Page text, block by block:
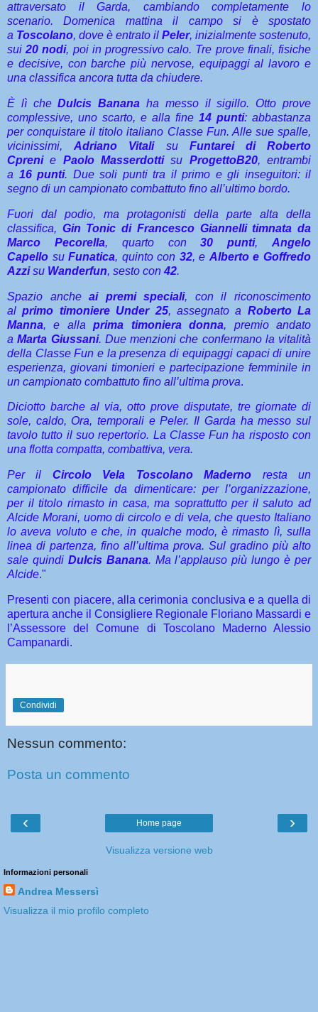
attraversato il Garda, cambiando completamente lo
scenario. Domenica mattina il campo si è spostato
a Toscolano, dove è entrato il Peler, inizialmente sostenuto,
sui20 nodi, poi in progressivo calo. Tre prove finali, fisiche
e decisive, con barche più nervose, equipaggi al lavoro e
una classifica ancora tutta da chiudere.
È lì cheDulcis Banana ha messo il sigillo. Otto prove
complessive, uno scarto, e alla fine 14 punti: abbastanza
per conquistare il titolo italiano Classe Fun. Alle sue spalle,
vicinissimi,Adriano Vitalisu Funtarei di Roberto
Cprenie Paolo Masserdottisu ProgettoB20, entrambi
a 16 punti. Due soli punti tra il primo e gli inseguitori: il
segno di un campionato combattuto fino all’ultimo bordo.
Fuori dal podio, ma protagonisti della parte alta della
classifica, Gin Tonic di Francesco Giannelli timnata da
Marco Pecorella, quarto con30 punti,Angelo
Capello suFunatica, quinto con 32, e Alberto e Goffredo
Azzisu Wanderfun, sesto con42.
Spazio ancheai premi speciali, con il riconoscimento
alprimo timoniere Under 25, assegnato a Roberto La
Manna, e allaprima timoniera donna, premio andato
aMarta Giussani. Due menzioni che confermano la vitalità
della Classe Fun e la presenza di equipaggi capaci di unire
esperienza, giovani timonieri e partecipazione femminile in
un campionato combattuto fino all’ultima prova.
Diciotto barche al via, otto prove disputate, tre giornate di
sole, caldo, Ora, temporali e Peler. Il Garda ha messo sul
tavolo tutto il suo repertorio. La Classe Fun ha risposto con
una flotta compatta, combattiva, vera.
Per il Circolo Vela Toscolano Maderno resta un
campionato difficile da dimenticare: per l’organizzazione,
per il titolo rimasto in casa, ma soprattutto per il saluto ad
Alcide Morani, uomo di circolo e di vela, che questo Italiano
lo aveva voluto e che, in qualche modo, è rimasto lì, sulla
linea di partenza, fino all’ultima prova. Sul gradino più alto
sale quindi Dulcis Banana. Ma l’applauso più lungo è per
Alcide."
Presenti con piacere, alla cerimonia conclusiva e a quella di
apertura anche il Consigliere Regionale Floriano Massardi e
l’Assessore del Comune di Toscolano Maderno Alessio
Campanardi.
Condividi
Nessun commento:
Posta un commento
‹ ›
Home page
Visualizza versione web
Informazioni personali
Andrea Messersì
Visualizza il mio profilo completo